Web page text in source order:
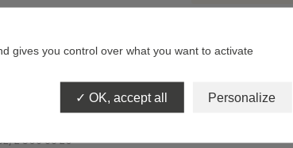
17
à 12h45 et de 14h à 18h
2 506 88 20
gives you control over what you want to activate
OK, accept all Personalize